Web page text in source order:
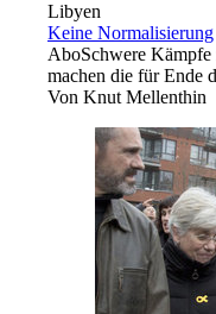
Libyen
Keine Normalisierung
AboSchwere
machen die für Ende
Von Knut Mellenthin